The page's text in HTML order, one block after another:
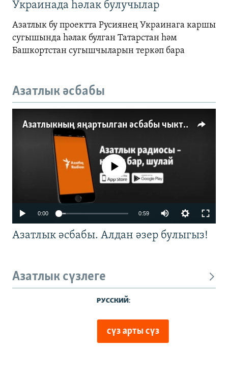
Украинада һәлак булучылар
Азатлык бу проектта Русиянең Украинага каршы
сугышында һәлак булган Татарстан һәм
Башкортстан сугышчыларын теркәп бара
Азатлык әсбабы
Азатлыкның яңартылган әсбабы чыкты
No media source currently available
0:00 0:59
Азатлык әсбабы. Алдан әзер булыгыз!
Азатлык сүзлеге